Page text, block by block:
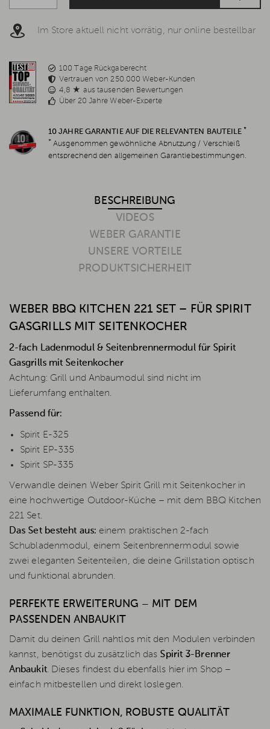
Im Store aktuell nicht vorrätig, nur online bestellbar
100 Tage Rückgaberecht
Vertrauen von 250.000 Weber-Kunden
4,8 ★ aus tausenden Bewertungen
Über 20 Jahre Weber-Experte
10 JAHRE GARANTIE AUF DIE RELEVANTEN BAUTEILE *
* Ausgenommen gewöhnliche Abnutzung / Verschleiß
entsprechend den allgemeinen Garantiebestimmungen.
BESCHREIBUNG
VIDEOS
WEBER GARANTIE
UNSERE VORTEILE
PRODUKTSICHERHEIT
WEBER BBQ KITCHEN 221 SET – FÜR SPIRIT
GASGRILLS MIT SEITENKOCHER
2-fach Ladenmodul & Seitenbrennermodul für Spirit
Gasgrills mit Seitenkocher
Achtung: Grill und Anbaumodul sind nicht im
Lieferumfang enthalten.
Passend für:
Spirit E-325
Spirit EP-335
Spirit SP-335
Verwandle deinen Weber Spirit Grill mit Seitenkocher in
eine hochwertige Outdoor-Küche – mit dem BBQ Kitchen
221 Set.
Das Set besteht aus: einem praktischen 2-fach
Schubladenmodul, einem Seitenbrennermodul sowie
zwei eleganten Seitenteilen, die deine Grillstation optisch
und funktional abrunden.
PERFEKTE ERWEITERUNG – MIT DEM
PASSENDEN ANBAUKIT
Damit du deinen Grill nahtlos mit den Modulen verbinden
kannst, benötigst du zusätzlich das Spirit 3-Brenner
Anbaukit. Dieses findest du ebenfalls hier im Shop –
einfach mitbestellen und direkt loslegen.
MAXIMALE FUNKTION, ROBUSTE QUALITÄT